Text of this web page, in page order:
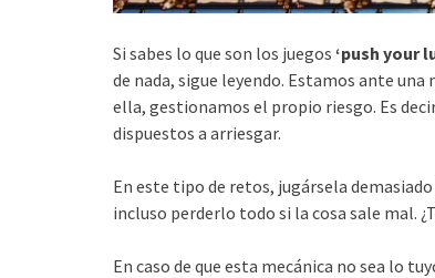
Si sabes lo que son los juegos ‘push your
de nada, sigue leyendo. Estamos ante
ella, gestionamos el propio riesgo. Es
dispuestos a arriesgar.
En este tipo de retos, jugársela
incluso perderlo todo si la cosa sale mal.
En caso de que esta mecánica no sea lo